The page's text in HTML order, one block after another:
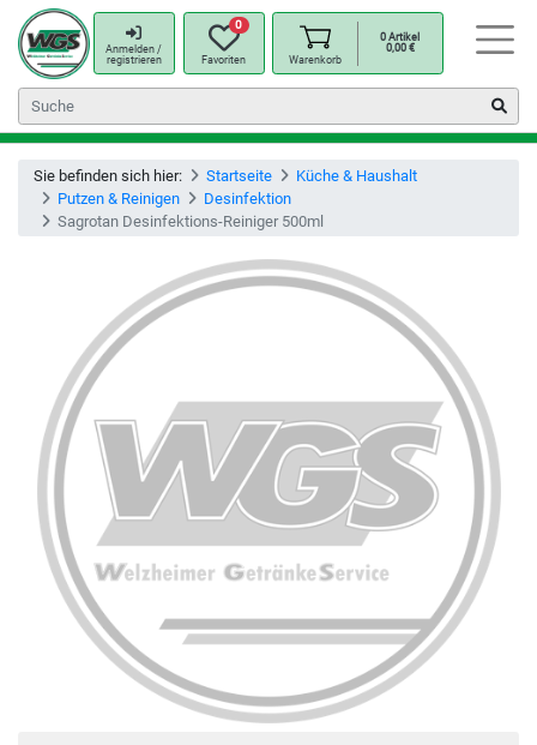
Anmelden /
registrieren
0
Favoriten Warenkorb
0Artikel
0,00 €
Sie befinden sich hier: Startseite
Küche & Haushalt
Putzen & Reinigen
Desinfektion
Sagrotan Desinfektions-Reiniger 500ml